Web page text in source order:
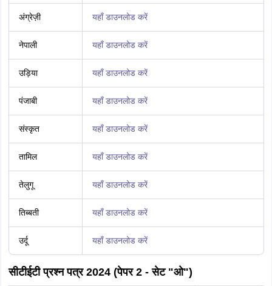
अंग्रेज़ी यहाँ डाउनलोड करें
नेपाली यहाँ डाउनलोड करें
उड़िया यहाँ डाउनलोड करें
पंजाबी यहाँ डाउनलोड करें
संस्कृत यहाँ डाउनलोड करें
तामिल यहाँ डाउनलोड करें
तेलुगू यहाँ डाउनलोड करें
तिब्बती यहाँ डाउनलोड करें
उर्दू यहाँ डाउनलोड करें
सीटीईटी प्रश्न पत्र 2024 (पेपर 2 - सेट "ओ")